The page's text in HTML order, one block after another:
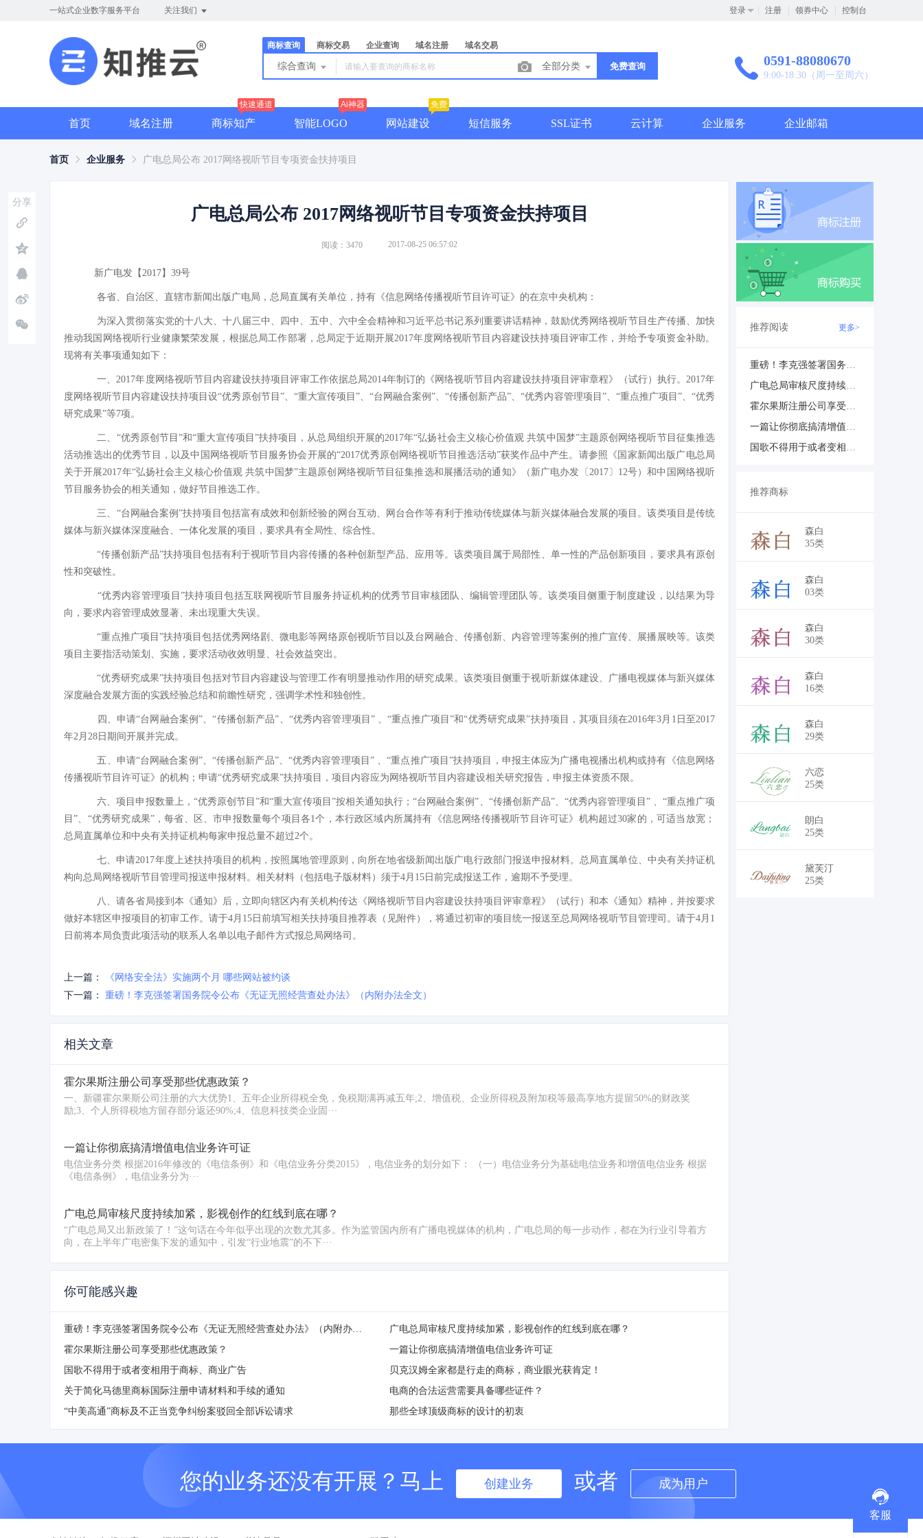
一站式企业数字服务平台 关注我们 登录 注册 领券中心 控制台
商标查询 商标交易 企业查询 域名注册 域名交易
综合查询 全部分类 免费查询 0591-88080670
9:00-18:30（周一至周六）
首页 域名注册 商标知产
快速通道
智能LOGO
Ai神器
网站建设
免费
短信服务 SSL证书 云计算 企业服务 企业邮箱
首页 企业服务 广电总局公布 2017网络视听节目专项资金扶持项目
广电总局公布 2017网络视听节目专项资金扶持项目
阅读：3470 2017-08-25 06:57:02
新广电发【2017】39号
各省、自治区、直辖市新闻出版广电局，总局直属有关单位，持有《信息网络传播视听节目许可证》的在京中央机构：
为深入贯彻落实党的十八大、十八届三中、四中、五中、六中全会精神和习近平总书记系列重要讲话精神，鼓励优秀网络视听节目生产传播、加快
推动我国网络视听行业健康繁荣发展，根据总局工作部署，总局定于近期开展2017年度网络视听节目内容建设扶持项目评审工作，并给予专项资金补助。
现将有关事项通知如下：
一、2017年度网络视听节目内容建设扶持项目评审工作依据总局2014年制订的《网络视听节目内容建设扶持项目评审章程》（试行）执行。2017年
度网络视听节目内容建设扶持项目设“优秀原创节目”、“重大宣传项目”、“台网融合案例”、“传播创新产品”、“优秀内容管理项目”、“重点推广项目”、“优秀
研究成果”等7项。
二、“优秀原创节目”和“重大宣传项目”扶持项目，从总局组织开展的2017年“弘扬社会主义核心价值观 共筑中国梦”主题原创网络视听节目征集推选
活动推选出的优秀节目，以及中国网络视听节目服务协会开展的“2017优秀原创网络视听节目推选活动”获奖作品中产生。请参照《国家新闻出版广电总局
关于开展2017年“弘扬社会主义核心价值观 共筑中国梦”主题原创网络视听节目征集推选和展播活动的通知》（新广电办发〔2017〕12号）和中国网络视听
节目服务协会的相关通知，做好节目推选工作。
三、“台网融合案例”扶持项目包括富有成效和创新经验的网台互动、网台合作等有利于推动传统媒体与新兴媒体融合发展的项目。该类项目是传统
媒体与新兴媒体深度融合、一体化发展的项目，要求具有全局性、综合性。
“传播创新产品”扶持项目包括有利于视听节目内容传播的各种创新型产品、应用等。该类项目属于局部性、单一性的产品创新项目，要求具有原创
性和突破性。
“优秀内容管理项目”扶持项目包括互联网视听节目服务持证机构的优秀节目审核团队、编辑管理团队等。该类项目侧重于制度建设，以结果为导
向，要求内容管理成效显著、未出现重大失误。
“重点推广项目”扶持项目包括优秀网络剧、微电影等网络原创视听节目以及台网融合、传播创新、内容管理等案例的推广宣传、展播展映等。该类
项目主要指活动策划、实施，要求活动收效明显、社会效益突出。
“优秀研究成果”扶持项目包括对节目内容建设与管理工作有明显推动作用的研究成果。该类项目侧重于视听新媒体建设、广播电视媒体与新兴媒体
深度融合发展方面的实践经验总结和前瞻性研究，强调学术性和独创性。
四、申请“台网融合案例”、“传播创新产品”、“优秀内容管理项目” 、“重点推广项目”和“优秀研究成果”扶持项目，其项目须在2016年3月1日至2017
年2月28日期间开展并完成。
五、申请“台网融合案例”、“传播创新产品”、“优秀内容管理项目” 、“重点推广项目”扶持项目，申报主体应为广播电视播出机构或持有《信息网络
传播视听节目许可证》的机构；申请“优秀研究成果”扶持项目，项目内容应为网络视听节目内容建设相关研究报告，申报主体资质不限。
六、项目申报数量上，“优秀原创节目”和“重大宣传项目”按相关通知执行；“台网融合案例”、“传播创新产品”、“优秀内容管理项目” 、“重点推广项
目”、“优秀研究成果”，每省、区、市申报数量每个项目各1个，本行政区域内所属持有《信息网络传播视听节目许可证》机构超过30家的，可适当放宽；
总局直属单位和中央有关持证机构每家申报总量不超过2个。
七、申请2017年度上述扶持项目的机构，按照属地管理原则，向所在地省级新闻出版广电行政部门报送申报材料。总局直属单位、中央有关持证机
构向总局网络视听节目管理司报送申报材料。相关材料（包括电子版材料）须于4月15日前完成报送工作，逾期不予受理。
八、请各省局接到本《通知》后，立即向辖区内有关机构传达《网络视听节目内容建设扶持项目评审章程》（试行）和本《通知》精神，并按要求
做好本辖区申报项目的初审工作。请于4月15日前填写相关扶持项目推荐表（见附件），将通过初审的项目统一报送至总局网络视听节目管理司。请于4月1
日前将本局负责此项活动的联系人名单以电子邮件方式报总局网络司。
上一篇：
《网络安全法》实施两个月 哪些网站被约谈
下一篇：
重磅！李克强签署国务院令公布《无证无照经营查处办法》（内附办法全文）
相关文章
霍尔果斯注册公司享受那些优惠政策？
一、新疆霍尔果斯公司注册的六大优势1、五年企业所得税全免，免税期满再减五年;2、增值税、企业所得税及附加税等最高享地方提留50%的财政奖
励;3、个人所得税地方留存部分返还90%;4、信息科技类企业固···
一篇让你彻底搞清增值电信业务许可证
电信业务分类 根据2016年修改的《电信条例》和《电信业务分类2015》，电信业务的划分如下： （一）电信业务分为基础电信业务和增值电信业务 根据
《电信条例》，电信业务分为···
广电总局审核尺度持续加紧，影视创作的红线到底在哪？
“广电总局又出新政策了！”这句话在今年似乎出现的次数尤其多。作为监管国内所有广播电视媒体的机构，广电总局的每一步动作，都在为行业引导着方
向，在上半年广电密集下发的通知中，引发“行业地震”的不下···
你可能感兴趣
重磅！李克强签署国务院令公布《无证无照经营查处办法》（内附办法全文）
广电总局审核尺度持续加紧，影视创作的红线到底在哪？
霍尔果斯注册公司享受那些优惠政策？
一篇让你彻底搞清增值电信业务许可证
国歌不得用于或者变相用于商标、商业广告
贝克汉姆全家都是行走的商标，商业眼光获肯定！
关于简化马德里商标国际注册申请材料和手续的通知
电商的合法运营需要具备哪些证件？
“中美高通”商标及不正当竞争纠纷案驳回全部诉讼请求
那些全球顶级商标的设计的初衷
推荐阅读 更多>
重磅！李克强签署国务院令公布《无证无照经营查处办法》（内附办法全文）
广电总局审核尺度持续加紧，影视创作的红线到底在哪？
霍尔果斯注册公司享受那些优惠政策？
一篇让你彻底搞清增值电信业务许可证
国歌不得用于或者变相用于商标、商业广告
推荐商标
森白
35类
￥9,100
森白
03类
￥9,100
森白
30类
￥9,100
森白
16类
￥9,100
森白
29类
￥9,100
六恋
25类
￥6,500
朗白
25类
￥6,500
黛芙汀
25类
￥6,500
分享
您的业务还没有开展？马上 创建业务 或者 成为用户
客服